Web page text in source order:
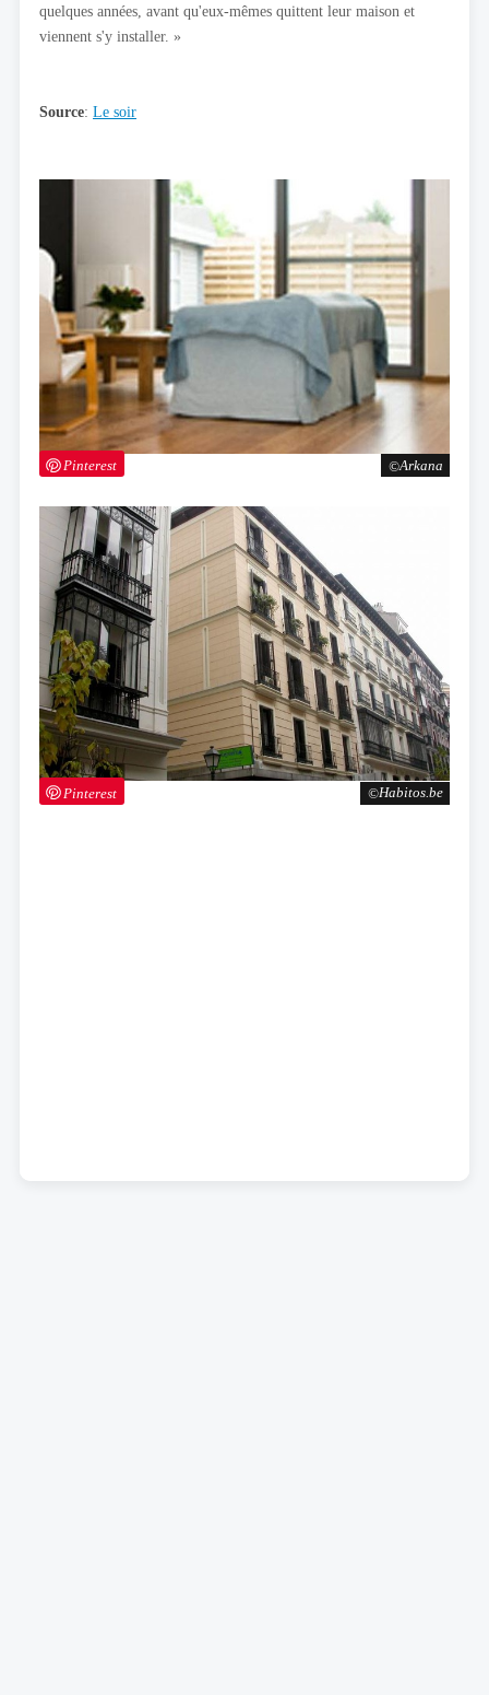
Arkana
Pinterest
Habitos.be
Pinterest
quelques années, avant qu'eux-mêmes quittent leur maison et
viennent s'y installer. »
Source: Le soir